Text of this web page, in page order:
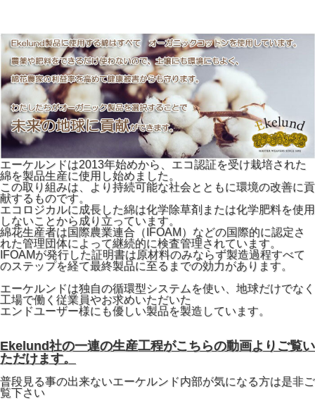
エーケルンドは2013年始めから、エコ認証を受け栽培された
綿を製品生産に使用し始めました。
この取り組みは、より持続可能な社会とともに環境の改善に貢
献するものです。
エコロジカルに成長した綿は化学除草剤または化学肥料を使用
しないことから成り立っています。
綿花生産者は国際農業連合（IFOAM）などの国際的に認定さ
れた管理団体によって継続的に検査管理されています。
IFOAMが発行した証明書は原材料のみならず製造過程すべて
のステップを経て最終製品に至るまでの効力があります。
エーケルンドは独自の循環型システムを使い、地球だけでなく
工場で働く従業員やお求めいただいた
エンドユーザー様にも優しい製品を製造しています。
Ekelund社の一連の生産工程がこちらの動画よりご覧い
ただけます。
普段見る事の出来ないエーケルンド内部が気になる方は是非ご
覧下さい